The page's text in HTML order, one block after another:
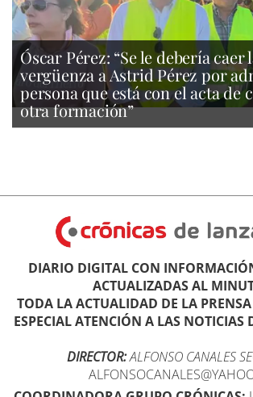
Óscar Pérez: “Se le debería caer
vergüenza a Astrid Pérez por
persona que está con el acta de
otra formación”
DIARIO DIGITAL CON
ACTUALIZADAS AL
TODA LA ACTUALIDAD DE LA
ESPECIAL ATENCIÓN A LAS NOTICIAS
DIRECTOR:ALFONSO CANALES